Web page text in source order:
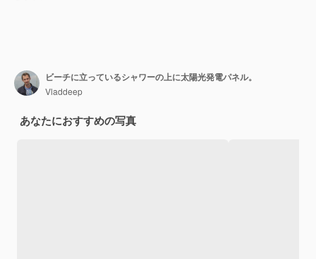
ビーチに立っているシャワーの上に太陽光発電パネル。
Vladdeep
あなたにおすすめの写真